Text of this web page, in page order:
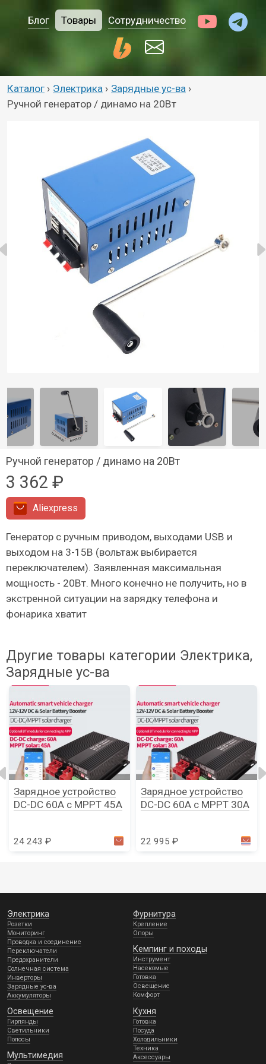
Блог Товары Сотрудничество
Каталог › Электрика › Зарядные ус-ва ›
Ручной генератор / динамо на 20Вт
Ручной генератор / динамо на 20Вт
3 362 ₽
Aliexpress
Генератор с ручным приводом, выходами USB и
выходом на 3-15В (вольтаж выбирается
переключателем). Заявленная максимальная
мощность - 20Вт. Много конечно не получить, но в
экстренной ситуации на зарядку телефона и
фонарика хватит
Другие товары категории Электрика,
Зарядные ус-ва
Зарядное устройство
DC-DC 60А c MPPT 45A
24 243 ₽
Зарядное устройство
DC-DC 60А c MPPT 30A
22 995 ₽
Электрика
Розетки
Мониторинг
Проводка и соединение
Переключатели
Предохранители
Солнечная система
Инверторы
Зарядные ус-ва
Аккумуляторы
Фурнитура
Крепление
Опоры
Кемпинг и походы
Инструмент
Насекомые
Готовка
Освещение
Комфорт
Освещение
Гирлянды
Светильники
Полосы
Мультимедия
Кухня
Готовка
Посуда
Холодильники
Техника
Аксессуары